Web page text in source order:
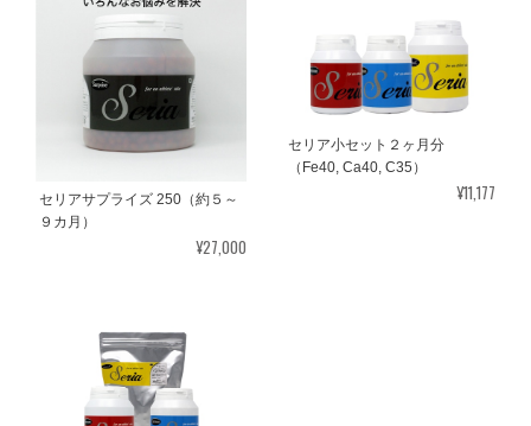
セリアサプライズ 250（約５～
９カ月）
¥27,000
セリア小セット２ヶ月分
（Fe40, Ca40, C35）
¥11,177